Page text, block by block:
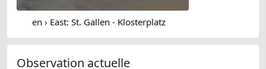
en › East: St. Gallen - Klosterplatz
Observation actuelle